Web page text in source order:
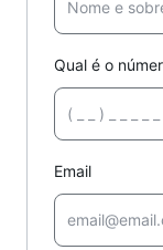
Qual é o
Email